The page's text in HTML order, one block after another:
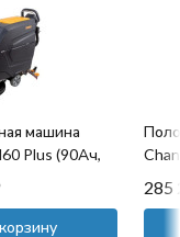
машина
Plus (90Ач,
285